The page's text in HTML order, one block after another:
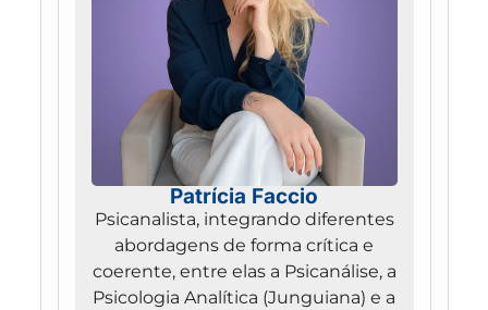
Patrícia Faccio
Psicanalista, integrando diferentes
abordagens de forma crítica e
coerente, entre elas a Psicanálise, a
Psicologia Analítica (Junguiana) e a